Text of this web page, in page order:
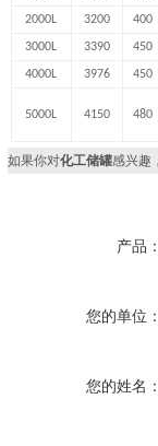
2000L 3200 400
3000L 3390 450
4000L 3976 450
5000L 4150 480
如果你对化工储罐感兴趣
产品
您的单位
您的姓名